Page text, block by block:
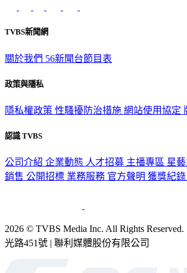
TVBS新聞網
關於我們 56新聞台節目表
政策與隱私
隱私權政策 性騷擾防治措施 網站使用協定
認識 TVBS
公司介紹 企業動態 人才招募 主播專區 星
銷售 公開招標 業務服務 官方聲明 獲獎紀
2026 © TVBS Media Inc. All Rights
光路451號 | 聯利媒體股份有限公司